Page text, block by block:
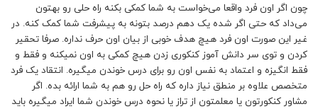
چون اگر اون فرد واقعا می‌خواست به شما کمکی بکنه راه حلی رو بهتون
می‌داد که حتی اگر شده یک دهم درصد بتونه به پیشرفت شما کمک کنه. در
غیر این صورت اون فرد هیچ هدف خوبی از بیان اون حرف نداره. صرفا تحقیر
کردن و توی سر دانش آموز کنکوری زدن هیچ کمکی به اون نمیکنه و فقط و
فقط انگیزه و اعتماد به نفس اون رو برای درس خوندن میگیره. انتقاد یک فرد
متخصص علاوه بر منطق نیاز داره که راه حل رو هم به شما ارائه بده. اگر
مشاور کنکورتون یا معلمتون از تراز یا نحوه درس خوندن شما ایراد میگیره باید